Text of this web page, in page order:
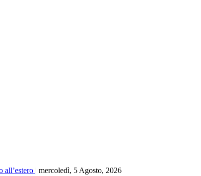
all’estero | mercoledì, 5 Agosto, 2026